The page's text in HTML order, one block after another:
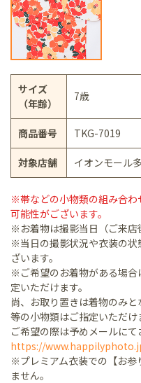
サイズ
（年齢）
7歳
商品番号 TKG-7019
対象店舗 イオンモール
※帯などの小物類の組み合わ
可能性がございます。
※お着物は撮影当日（ご来店
※当日の撮影状況や衣装の状
ざいます。
※ご希望のお着物がある場
定いただけます。
尚、お取り置きは着物のみ
等の小物類はご指定いただけ
ご希望の際は予めメールにて
https://
※プレミアム衣装での【お参
ません。